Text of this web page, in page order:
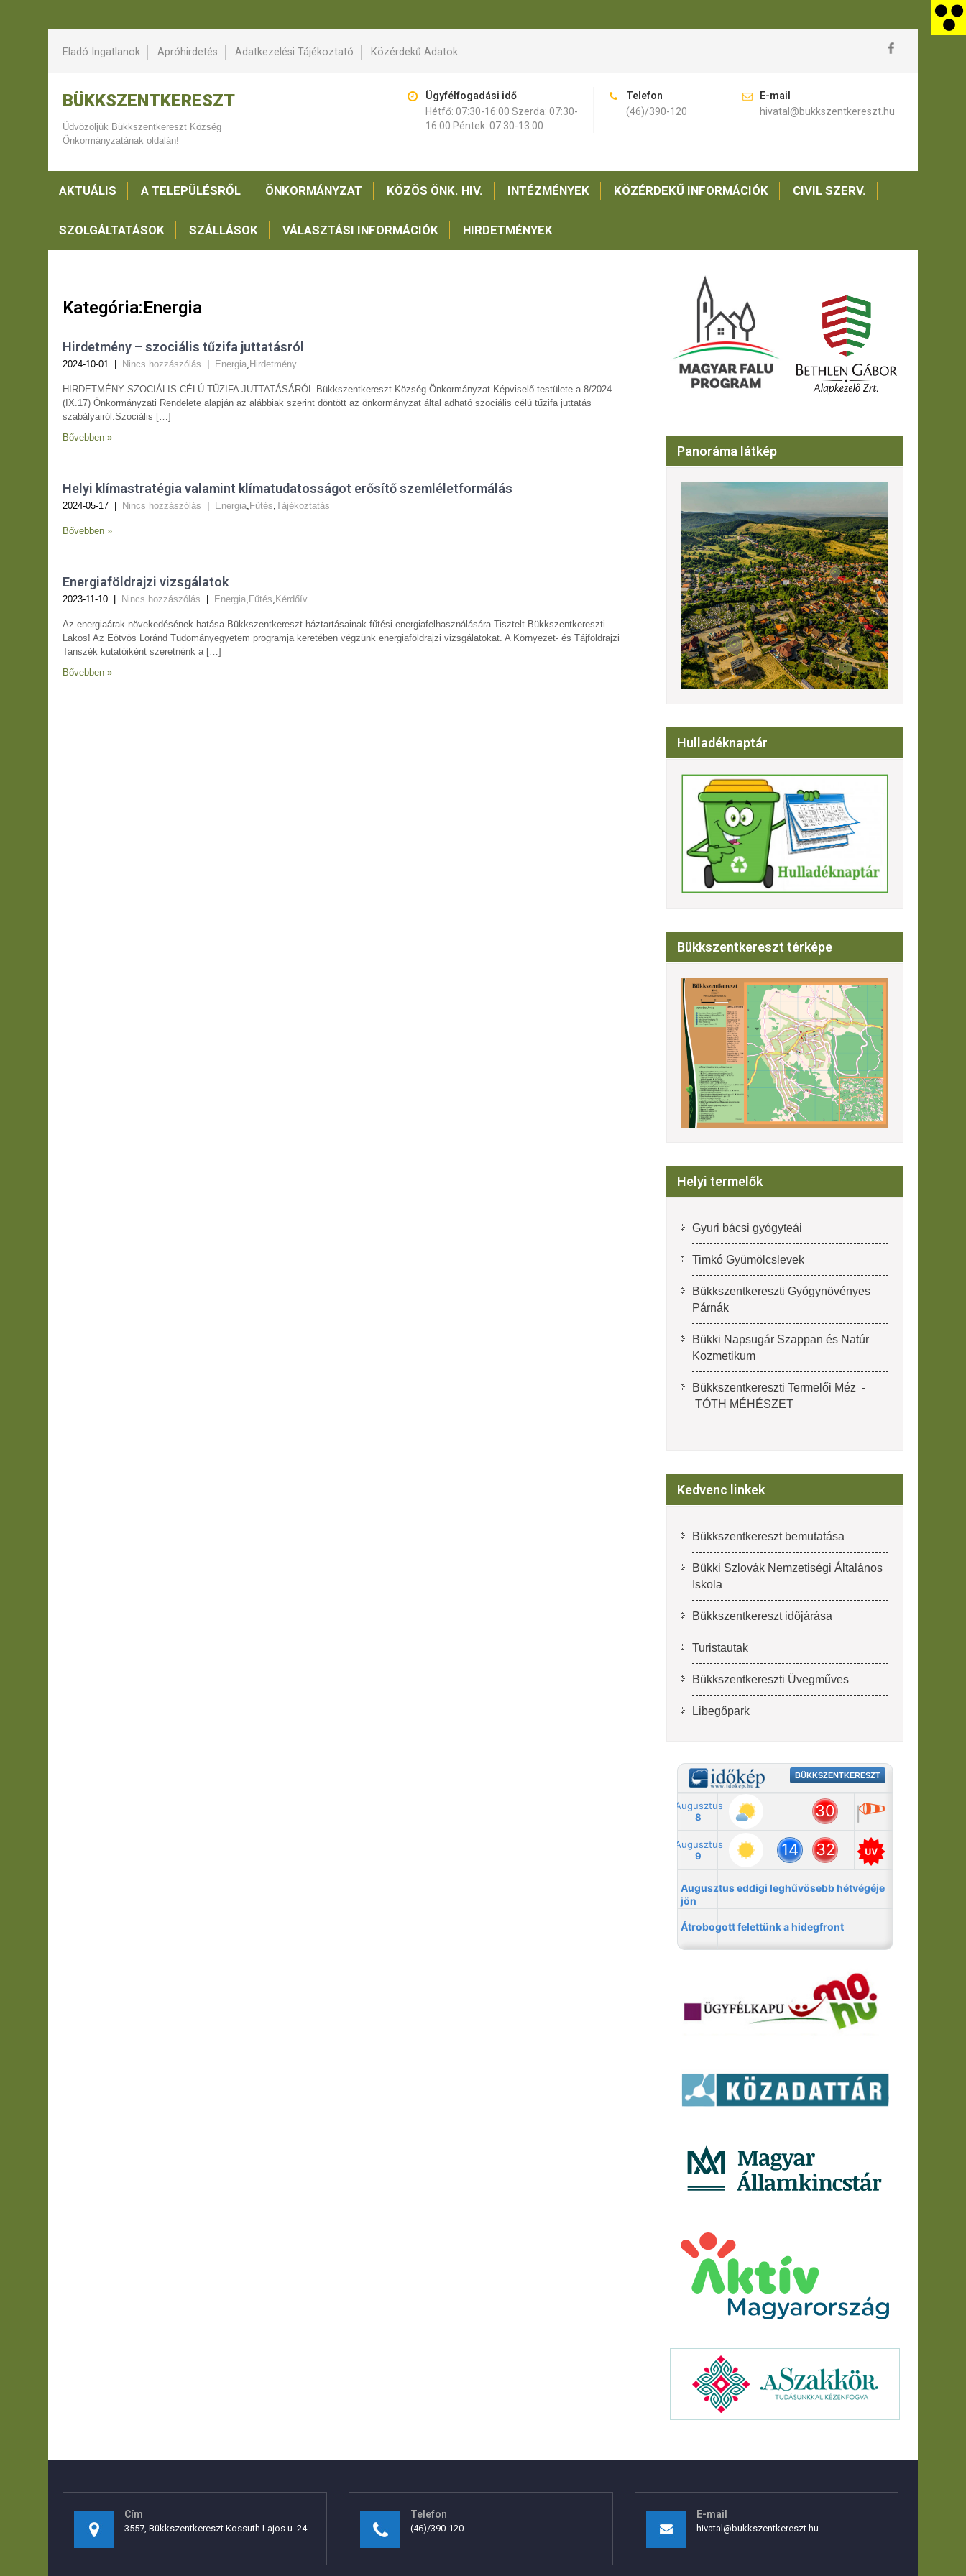
Eladó Ingatlanok Apróhirdetés Adatkezelési Tájékoztató Közérdekű Adatok
BÜKKSZENTKERESZT
Üdvözöljük Bükkszentkereszt Község
Önkormányzatának oldalán!
Ügyfélfogadási idő
Hétfő: 07:30-16:00 Szerda: 07:30-
16:00 Péntek: 07:30-13:00
Telefon
(46)/390-120
E-mail
hivatal@bukkszentkereszt.hu
AKTUÁLIS A TELEPÜLÉSRŐL ÖNKORMÁNYZAT KÖZÖS ÖNK. HIV. INTÉZMÉNYEK KÖZÉRDEKŰ INFORMÁCIÓK CIVIL SZERV.
SZOLGÁLTATÁSOK SZÁLLÁSOK VÁLASZTÁSI INFORMÁCIÓK HIRDETMÉNYEK
Kategória:Energia
Hirdetmény – szociális tűzifa juttatásról
2024-10-01 Nincs hozzászólás Energia, Hirdetmény
HIRDETMÉNY SZOCIÁLIS CÉLÚ TÜZIFA JUTTATÁSÁRÓL Bükkszentkereszt Község Önkormányzat Képviselő-testülete a 8/2024
(IX.17) Önkormányzati Rendelete alapján az alábbiak szerint döntött az önkormányzat által adható szociális célú tűzifa juttatás
szabályairól:Szociális […]
Bővebben »
Helyi klímastratégia valamint klímatudatosságot erősítő szemléletformálás
2024-05-17 Nincs hozzászólás Energia, Fűtés,Tájékoztatás
Bővebben »
Energiaföldrajzi vizsgálatok
2023-11-10 Nincs hozzászólás Energia, Fűtés, Kérdőív
Az energiaárak növekedésének hatása Bükkszentkereszt háztartásainak fűtési energiafelhasználására Tisztelt Bükkszentkereszti
Lakos! Az Eötvös Loránd Tudományegyetem programja keretében végzünk energiaföldrajzi vizsgálatokat. A Környezet- és Tájföldrajzi
Tanszék kutatóiként szeretnénk a […]
Bővebben »
Panoráma látkép
Hulladéknaptár
Bükkszentkereszt térképe
Helyi termelők
Gyuri bácsi gyógyteái
Timkó Gyümölcslevek
Bükkszentkereszti Gyógynövényes
Párnák
Bükki Napsugár Szappan és Natúr
Kozmetikum
Bükkszentkereszti Termelői Méz -
TÓTH MÉHÉSZET
Kedvenc linkek
Bükkszentkereszt bemutatása
Bükki Szlovák Nemzetiségi Általános
Iskola
Bükkszentkereszt időjárása
Turistautak
Bükkszentkereszti Üvegműves
Libegőpark
Cím
3557, Bükkszentkereszt Kossuth Lajos u. 24.
Telefon
(46)/390-120
E-mail
hivatal@bukkszentkereszt.hu